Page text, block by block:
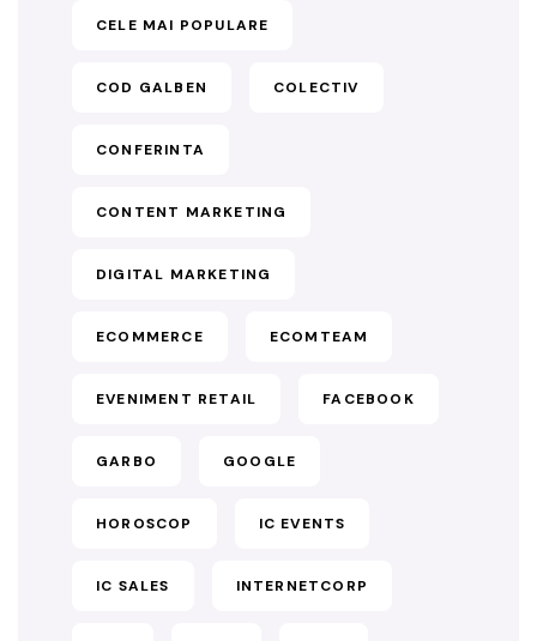
CELE MAI POPULARE
COD GALBEN COLECTIV
CONFERINTA
CONTENT MARKETING
DIGITAL MARKETING
ECOMMERCE ECOMTEAM
EVENIMENT RETAIL FACEBOOK
GARBO GOOGLE
HOROSCOP IC EVENTS
IC SALES INTERNETCORP